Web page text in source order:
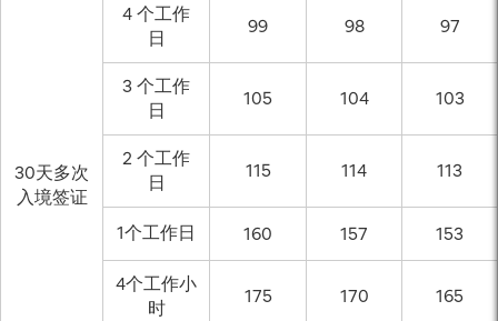
30天多次
入境签证
4 个工作
日
99 98 97
3 个工作
日
105 104 103
2 个工作
日
115 114 113
1个工作日 160 157 153
4个工作小
时
175 170 165